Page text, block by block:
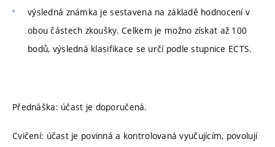
výsledná známka je sestavena na základě hodnocení v
obou částech zkoušky. Celkem je možno získat až 100
bodů, výsledná klasifikace se určí podle stupnice ECTS.
Přednáška: účast je doporučená.
Cvičení: účast je povinná a kontrolovaná vyučujícím, povolují